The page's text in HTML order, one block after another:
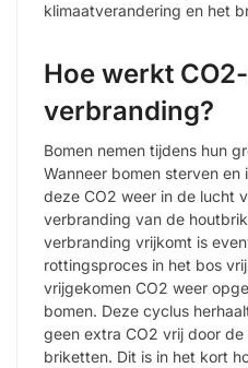
klimaatverandering en het
Hoe werkt
verbranding?
Bomen nemen tijdens hun
Wanneer bomen sterven
deze CO2 weer in de lucht
verbranding van de
verbranding vrijkomt is
rottingsproces in het bos
vrijgekomen CO2 weer
bomen. Deze cyclus
geen extra CO2 vrij door
briketten. Dit is in het kort